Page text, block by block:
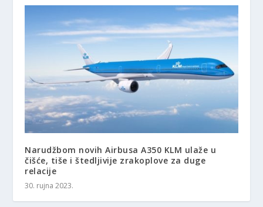
Narudžbom novih Airbusa A350 KLM ulaže u
čišće, tiše i štedljivije zrakoplove za duge
relacije
30. rujna 2023.